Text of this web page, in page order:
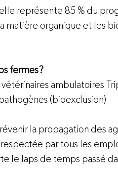
représente 85 % du
organique et les
fermes?
ambulatoires
(bioexclusion)
la propagation des
par tous les
le laps de temps passé